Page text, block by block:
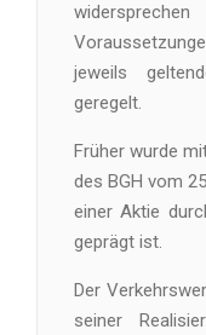
jeweils
geregelt.
Früher wurde
des BGH vom
einer Aktie
geprägt ist.
Der
seiner